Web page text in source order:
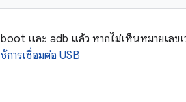
และ adb แล้ว หากไม่เห็นหมายเลข
การเชื่อมต่อ USB